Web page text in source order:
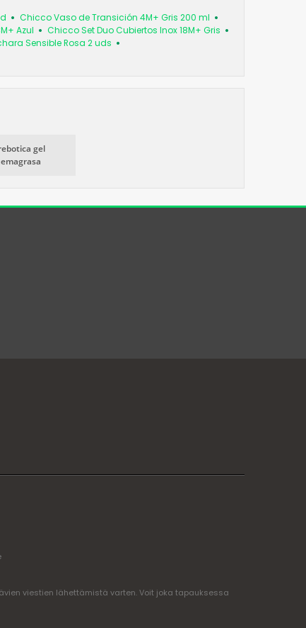
Chicco Vaso de Transición 4M+ Gris 200 ml
Azul
Chicco Set Duo Cubiertos Inox 18M+ Gris
Sensible Rosa 2 uds
gel
viestien lähettämistä varten. Voit joka tapauksessa